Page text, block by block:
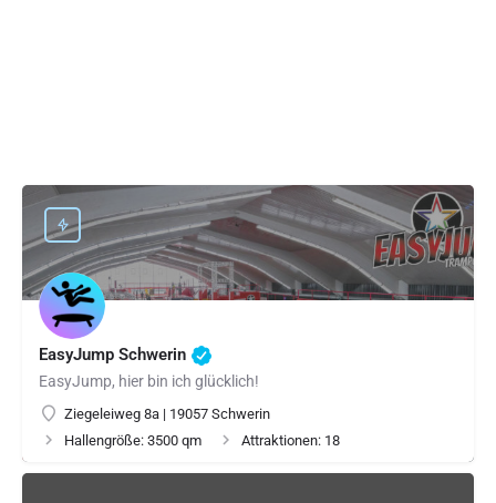
EasyJump Schwerin
EasyJump, hier bin ich glücklich!
Ziegeleiweg 8a | 19057 Schwerin
Hallengröße: 3500 qm
Attraktionen: 18